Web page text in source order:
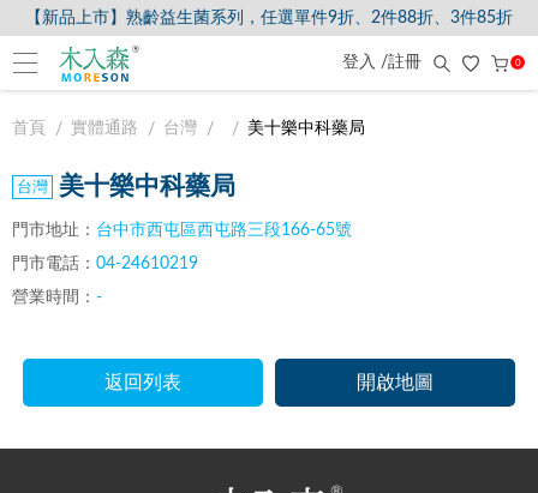
【新品上市】熟齡益生菌系列，任選單件9折、2件88折、3件85折
登入 /註冊 0
首頁 實體通路 台灣 美十樂中科藥局
美十樂中科藥局
門市地址： 台中市西屯區西屯路三段166-65號
門市電話： 04-24610219
營業時間： -
返回列表 開啟地圖